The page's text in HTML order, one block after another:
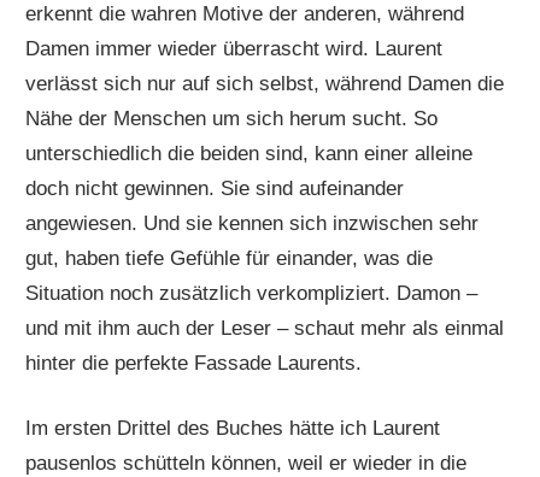
erkennt die wahren Motive der anderen, während
Damen immer wieder überrascht wird. Laurent
verlässt sich nur auf sich selbst, während Damen die
Nähe der Menschen um sich herum sucht. So
unterschiedlich die beiden sind, kann einer alleine
doch nicht gewinnen. Sie sind aufeinander
angewiesen. Und sie kennen sich inzwischen sehr
gut, haben tiefe Gefühle für einander, was die
Situation noch zusätzlich verkompliziert. Damon –
und mit ihm auch der Leser – schaut mehr als einmal
hinter die perfekte Fassade Laurents.
Im ersten Drittel des Buches hätte ich Laurent
pausenlos schütteln können, weil er wieder in die